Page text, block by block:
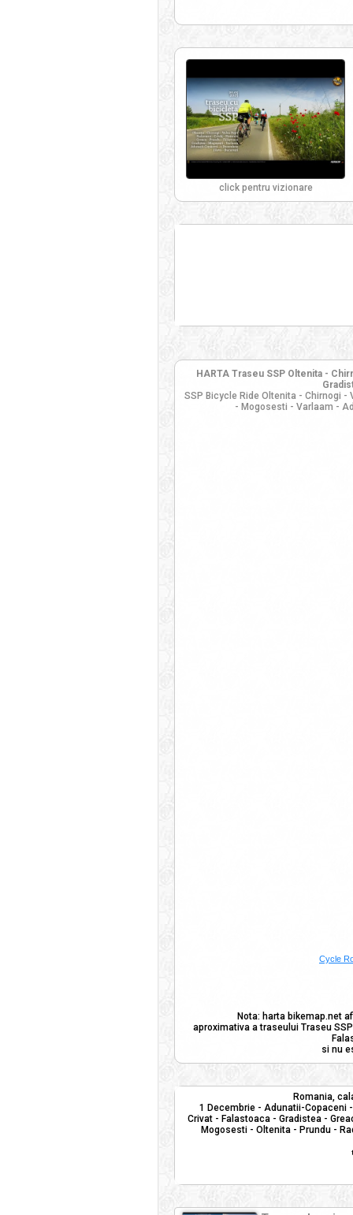
click pentru vizionare
HARTA Traseu SSP Oltenita -
SSP Bicycle Ride Oltenita - Chirnogi
- Mogosesti - Varlaam -
Cycle
Nota: harta bikemap.net
aproximativa a traseului Traseu
si nu
Romania,
1 Decembrie - Adunatii-Copaceni
Crivat - Falastoaca - Gradistea -
Mogosesti - Oltenita - Prundu -